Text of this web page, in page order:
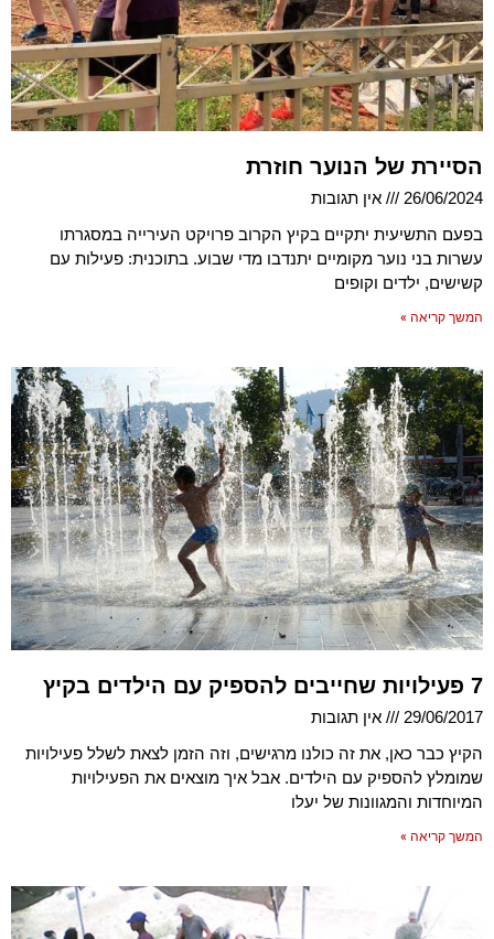
הסיירת של הנוער חוזרת
26/06/2024
אין תגובות
בפעם התשיעית יתקיים בקיץ הקרוב פרויקט העירייה במסגרתו
עשרות בני נוער מקומיים יתנדבו מדי שבוע. בתוכנית: פעילות עם
קשישים, ילדים וקופים
המשך קריאה »
7 פעילויות שחייבים להספיק עם הילדים בקיץ
29/06/2017
אין תגובות
הקיץ כבר כאן, את זה כולנו מרגישים, וזה הזמן לצאת לשלל פעילויות
שמומלץ להספיק עם הילדים. אבל איך מוצאים את הפעילויות
המיוחדות והמגוונות של יעלו
המשך קריאה »